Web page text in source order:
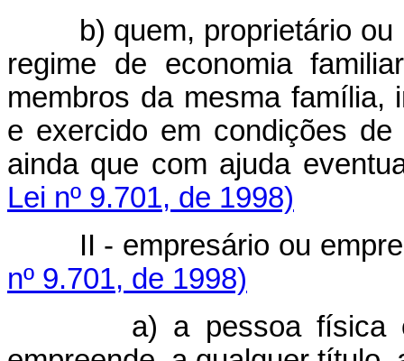
b) quem, proprietário ou
regime de economia
membros da mesma família,
e exercido em condições
ainda que com ajuda
Lei nº 9.701, de 1998)
II - empresário ou
nº 9.701, de 1998)
a) a pessoa física ou